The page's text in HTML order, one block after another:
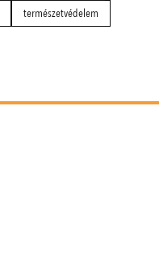
természetvédelem